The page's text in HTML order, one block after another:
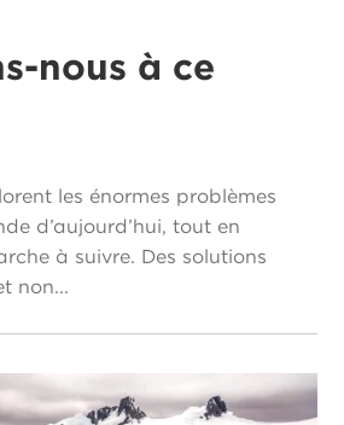
nous à ce
les énormes problèmes
d’aujourd’hui, tout en
à suivre. Des solutions
non...